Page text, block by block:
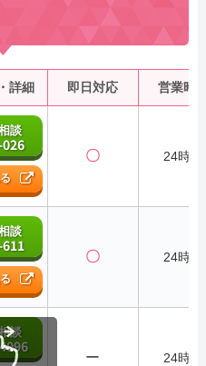
詳細 即日対応 営業時
談
〇 24時間
談
〇 24時間
談
ー 24時間